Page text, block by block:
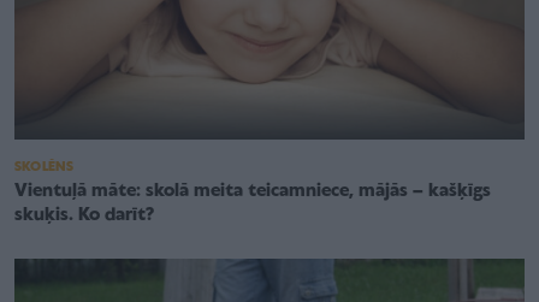
SKOLĒNS
Vientuļā māte: skolā meita teicamniece, mājās – kašķīgs
skuķis. Ko darīt?